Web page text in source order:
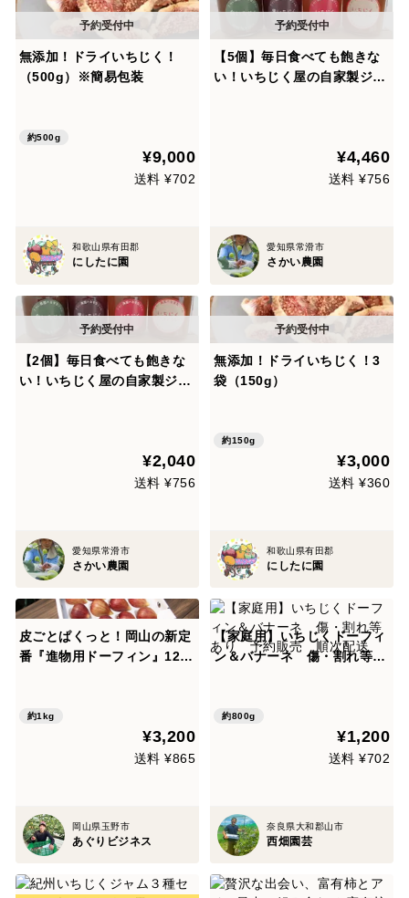
無添加！ドライいちじく！
（500g）※簡易包装
約500g
¥9,000
送料 ¥702
和歌山県有田郡
にしたに園
【5個】毎日食べても飽きな
い！いちじく屋の自家製ジャ
¥4,460
送料 ¥756
愛知県常滑市
さかい農園
【2個】毎日食べても飽きな
い！いちじく屋の自家製ジャ
¥2,040
送料 ¥756
愛知県常滑市
さかい農園
無添加！ドライいちじく！3
袋（150g）
約150g
¥3,000
送料 ¥360
和歌山県有田郡
にしたに園
皮ごとぱくっと！岡山の新定
番『進物用ドーフィン』12
約1kg
¥3,200
送料 ¥865
岡山県玉野市
あぐりビジネス
【家庭用】いちじくドーフィ
ン＆バナーネ 傷・割れ等あ
約800g
¥1,200
送料 ¥702
奈良県大和郡山市
西畑園芸